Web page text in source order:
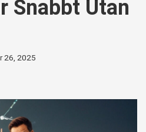
Snabbt Utan
26, 2025